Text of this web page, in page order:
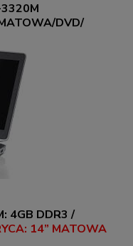
DVD/
4GB DDR3 /
14” MATOWA